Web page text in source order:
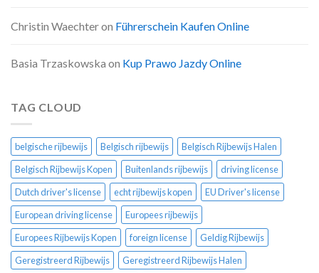
Christin Waechteron Führerschein Kaufen Online
Basia Trzaskowska on Kup Prawo Jazdy Online
TAG CLOUD
belgische rijbewijs Belgisch rijbewijs
Belgisch Rijbewijs Halen
Belgisch Rijbewijs Kopen
Buitenlands rijbewijs
driving license
Dutch driver's license
echt rijbewijs kopen
EU Driver's license
European driving license
Europees rijbewijs
Europees Rijbewijs Kopen
foreign license
Geldig Rijbewijs
Geregistreerd Rijbewijs
Geregistreerd Rijbewijs Halen